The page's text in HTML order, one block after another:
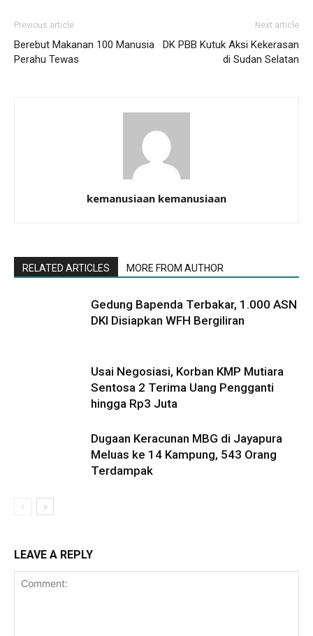
Previous article
Berebut Makanan 100 Manusia
Perahu Tewas
Next article
DK PBB Kutuk Aksi Kekerasan
di Sudan Selatan
kemanusiaan kemanusiaan
RELATED ARTICLES MORE FROM AUTHOR
Gedung Bapenda Terbakar, 1.000 ASN
DKI Disiapkan WFH Bergiliran
Usai Negosiasi, Korban KMP Mutiara
Sentosa 2 Terima Uang Pengganti
hingga Rp3 Juta
Dugaan Keracunan MBG di Jayapura
Meluas ke 14 Kampung, 543 Orang
Terdampak
LEAVE A REPLY